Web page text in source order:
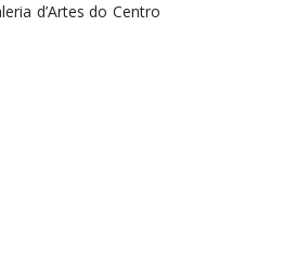
d’Artes do Centro